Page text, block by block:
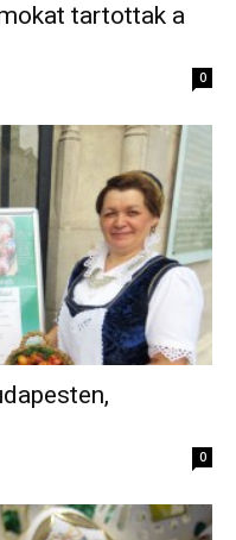
tartottak a
0
0